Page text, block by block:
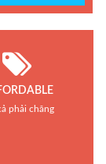
phải chăng